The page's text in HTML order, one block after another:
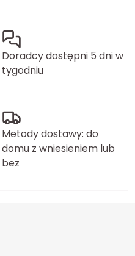
Doradcy dostępni 5 dni w
tygodniu
Metody dostawy: do
domu z wniesieniem lub
bez